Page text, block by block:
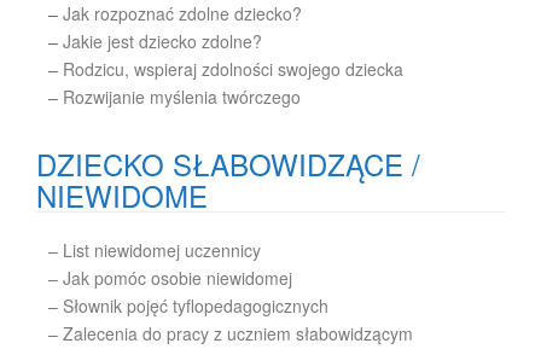
– Jak rozpoznać zdolne dziecko?
– Jakie jest dziecko zdolne?
– Rodzicu, wspieraj zdolności swojego dziecka
– Rozwijanie myślenia twórczego
DZIECKO SŁABOWIDZĄCE /
NIEWIDOME
– List niewidomej uczennicy
– Jak pomóc osobie niewidomej
– Słownik pojęć tyflopedagogicznych
– Zalecenia do pracy z uczniem słabowidzącym